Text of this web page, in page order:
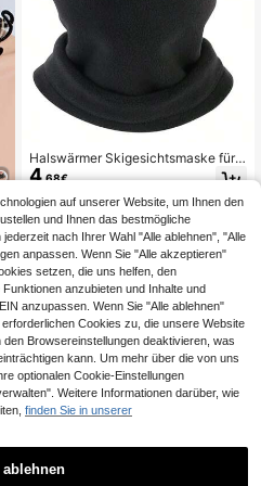
Halswärmer Skigesichtsmaske für
Herren und Damen, weiches winda
zum Wandern, Radfahren, Laufen, s
chwarzes Accessoire Damen Schlu
pfschal
4,68€
auf unserer Website, um Ihnen den
und Ihnen das bestmögliche
nach Ihrer Wahl "Alle ablehnen", "Alle
anpassen. Wenn Sie "Alle akzeptieren"
setzen, die uns helfen, den
anzubieten und Inhalte und
anzupassen. Wenn Sie "Alle ablehnen"
Cookies zu, die unsere Website
Browsereinstellungen deaktivieren, was
kann. Um mehr über die von uns
optionalen Cookie-Einstellungen
Weitere Informationen darüber, wie
finden Sie in unserer